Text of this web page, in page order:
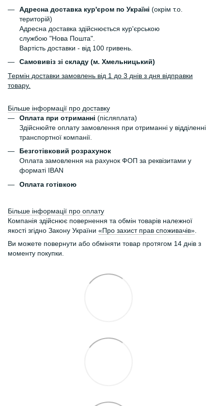
Адресна доставка кур'єром по Україні (окрім т.о.
територій)
Адресна доставка здійснюється кур'єрською
службою "Нова Пошта".
Вартість доставки - від 100 гривень.
Самовивіз зі складу (м. Хмельницький)
Термін доставки замовлень від 1 до 3 днів з дня відправки
товару.
Більше інформації про доставку
Оплата при отриманні (післяплата)
Здійснюйте оплату замовлення при отриманні у відділенні
транспортної компанії.
Безготівковий розрахунок
Оплата замовлення на рахунок ФОП за реквізитами у
форматі IBAN
Оплата готівкою
Більше інформації про оплату
Компанія здійснює повернення та обмін товарів належної
якості згідно Закону України «Про захист прав споживачів»
Ви можете повернути або обміняти товар протягом 14 днів з
моменту покупки.